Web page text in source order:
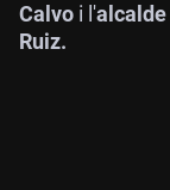
Calvo i l'alcalde
Ruiz.